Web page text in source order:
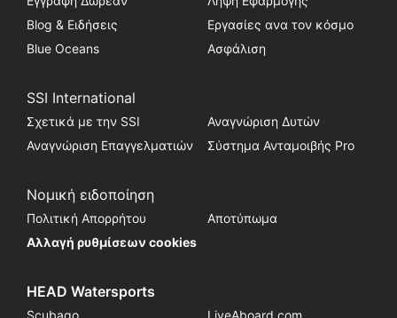
Blog & Ειδήσεις
Εργασίες ανα τον κόσμο
Blue Oceans
Ασφάλιση
SSI International
Σχετικά με την SSI
Αναγνώριση Δυτών
Αναγνώριση Επαγγελματιών
Σύστημα Ανταμοιβής Pro
Νομική ειδοποίηση
Πολιτική Απορρήτου
Αποτύπωμα
Αλλαγή ρυθμίσεων cookies
HEAD Watersports
Scubago LiveAboard.com